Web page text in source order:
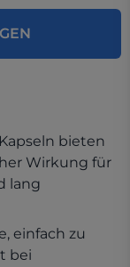
bieten
Wirkung für
lang
einfach zu
bei